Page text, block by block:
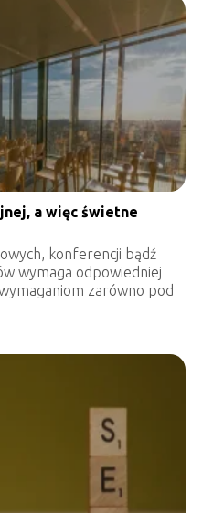
a więc świetne
konferencji bądź
wymaga odpowiedniej
zarówno pod